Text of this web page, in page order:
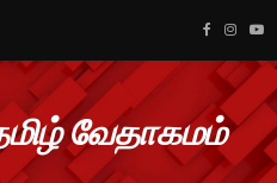
வேதாகமம்